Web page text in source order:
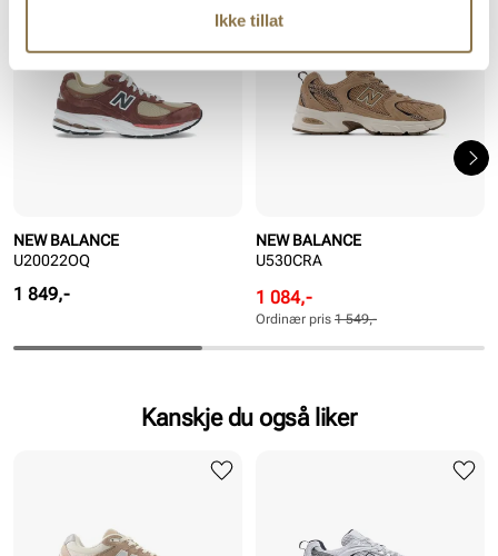
Ikke tillat
NEW BALANCE
U20022OQ
Pris
1 849,-
NEW BALANCE
U530CRA
Rabattert
pris
Pris
1 084,-
Ordinær
pris
Pris
Ordinær pris 1 549,-
Kanskje du også liker